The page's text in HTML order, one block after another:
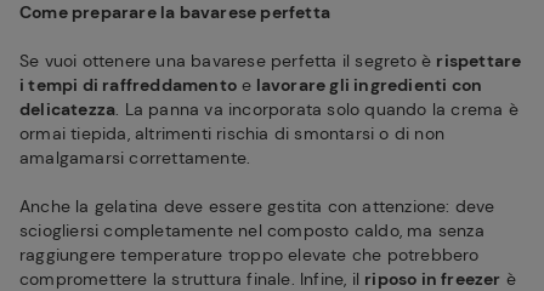
Come preparare la bavarese perfetta
Se vuoi ottenere una bavarese perfetta il segreto è rispettare
i tempi di raffreddamento e lavorare gli ingredienti con
delicatezza. La panna va incorporata solo quando la crema è
ormai tiepida, altrimenti rischia di smontarsi o di non
amalgamarsi correttamente.
Anche la gelatina deve essere gestita con attenzione: deve
sciogliersi completamente nel composto caldo, ma senza
raggiungere temperature troppo elevate che potrebbero
compromettere la struttura finale. Infine, il riposo in freezer è